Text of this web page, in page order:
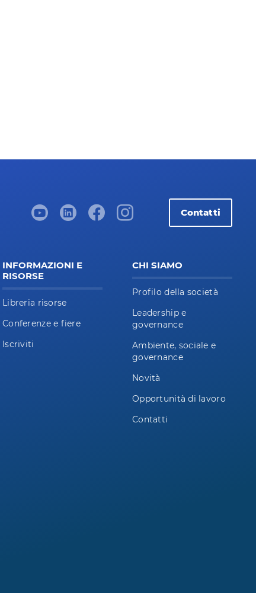
Contatti
INFORMAZIONI E
RISORSE
Libreria risorse
Conferenze e fiere
Iscriviti
CHI SIAMO
Profilo della società
Leadership e
governance
Ambiente, sociale e
governance
Novità
Opportunità di lavoro
Contatti